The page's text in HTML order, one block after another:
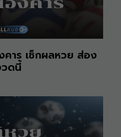
าร เช็กผลหวย ส่อง
ดนี้